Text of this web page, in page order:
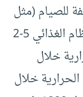
للصيام (مثل
الصيام الأصغر أو المتقطع) : باتباع النظام الغذائي 5-2
500 سعرة حرارية خلال
خلال